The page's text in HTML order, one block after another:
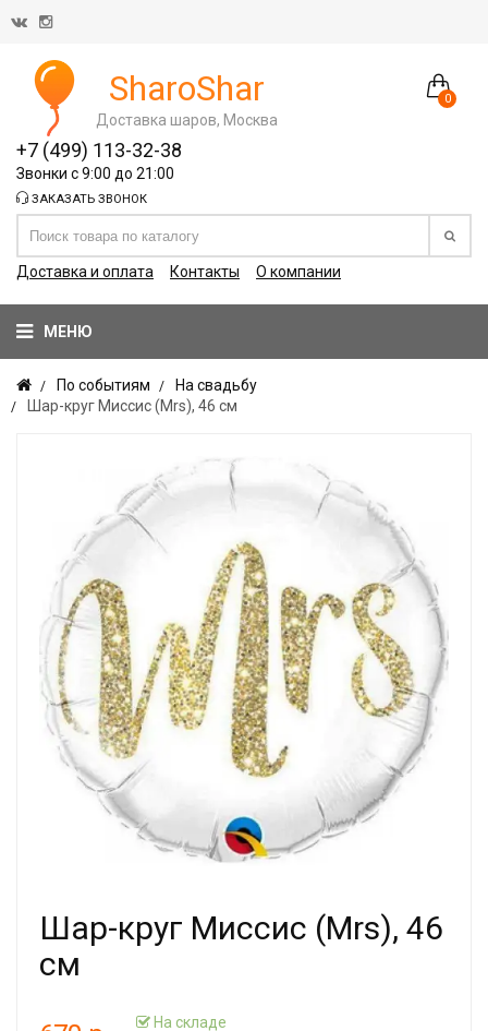
0
SharoShar
Доставка шаров, Москва
+7 (499) 113-32-38
Звонки с 9:00 до 21:00
ЗАКАЗАТЬ ЗВОНОК
Доставка и оплата Контакты О компании
МЕНЮ
По событиям
На свадьбу
Шар-круг Миссис (Mrs), 46 cм
Шар-круг Миссис (Mrs), 46
cм
На складе